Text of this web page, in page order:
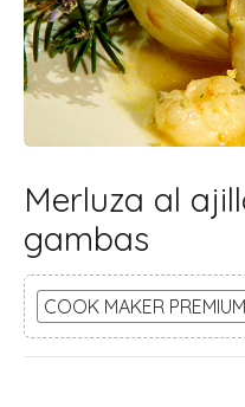
Merluza al
gambas
COOK MAKER PREMIUM